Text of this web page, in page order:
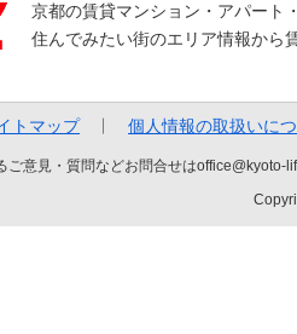
京都の賃貸マンション・アパート
住んでみたい街のエリア情報から
トマップ 個人情報の取扱いに
ご意見・質問などお問合せは